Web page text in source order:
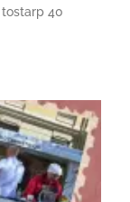
tostarp 40